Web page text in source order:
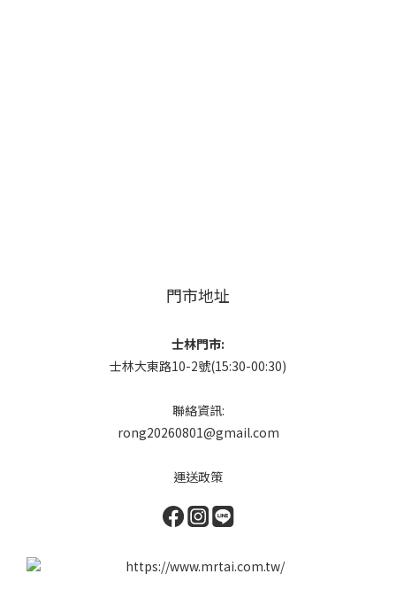
門市地址
士林門市:
士林大東路10-2號(15:30-00:30)
聯絡資訊:
rong20260801@gmail.com
運送政策